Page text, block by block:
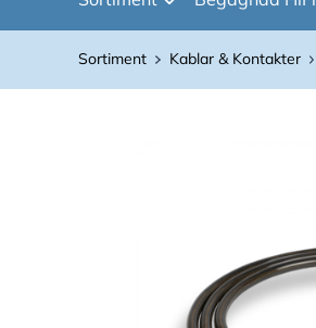
Sortiment Kablar & Kontakter